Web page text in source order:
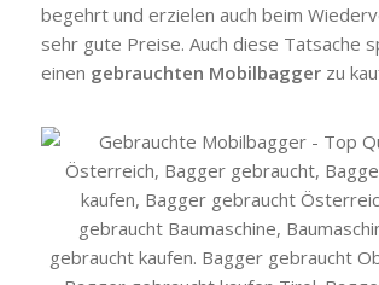
begehrt und erzielen auch beim
sehr gute Preise. Auch diese Tatsache
einen gebrauchten Mobilbaggerzu